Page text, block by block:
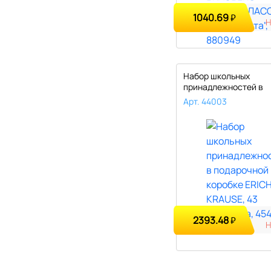
1040.69₽
Набор школьных
принадлежностей в
подарочной коробке
Арт. 44003
2393.48₽